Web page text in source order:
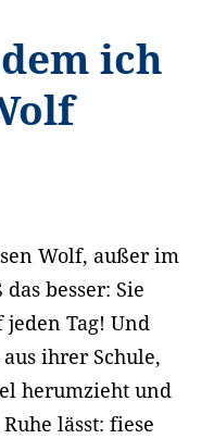
ich
Wolf, außer im
besser: Sie
jeden Tag! Und
ihrer Schule,
herumzieht und
lässt: fiese